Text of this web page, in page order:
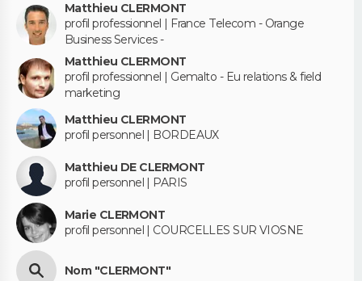
Matthieu CLERMONT
profil professionnel | France Telecom - Orange
Business Services -
Matthieu CLERMONT
profil professionnel | Gemalto - Eu relations & field
marketing
Matthieu CLERMONT
profil personnel | BORDEAUX
Matthieu DE CLERMONT
profil personnel | PARIS
Marie CLERMONT
profil personnel | COURCELLES SUR VIOSNE
Nom "CLERMONT"